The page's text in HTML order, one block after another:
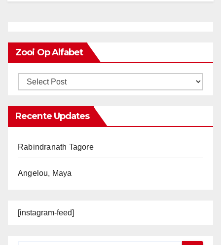
Zooi Op Alfabet
Recente Updates
Rabindranath Tagore
Angelou, Maya
[instagram-feed]